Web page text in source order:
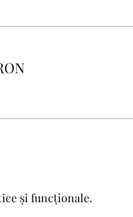
și funcționale.